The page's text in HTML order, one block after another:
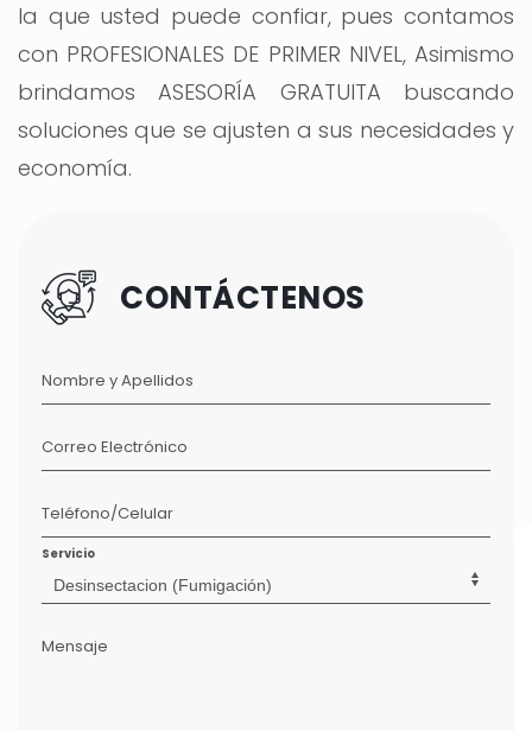
la que usted puede confiar, pues contamos
con PROFESIONALES DE PRIMER NIVEL, Asimismo
brindamos ASESORÍA GRATUITA buscando
soluciones que se ajusten a sus necesidades y
economía.
CONTÁCTENOS
Nombre y Apellidos
Correo Electrónico
Teléfono/Celular
Servicio
Mensaje